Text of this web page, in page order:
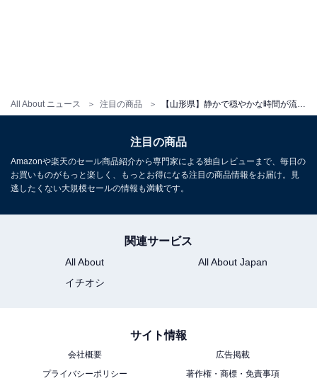
All About ニュース 注目の商品
所在地：山形県天童市鎌田本町1-1-30
交通手段：JR山形新幹線 天童駅より車にて5分（無料送
迎あり）／山形北ICより15分
大人1名（参考価格）：2万4200円
チェックイン・チェックアウト
チェックイン：14:00
注目の商品
Amazonや楽天のセール商品紹介から専門家による独自レビューまで、毎日の
お買いものがもっと楽しく、もっとお得になる注目の商品情報をお届け。見
逃したくない大規模セールの情報も満載です。
関連サービス
All About
All About Japan
イチオシ
サイト情報
会社概要
広告掲載
プライバシーポリシー
著作権・商標・免責事項